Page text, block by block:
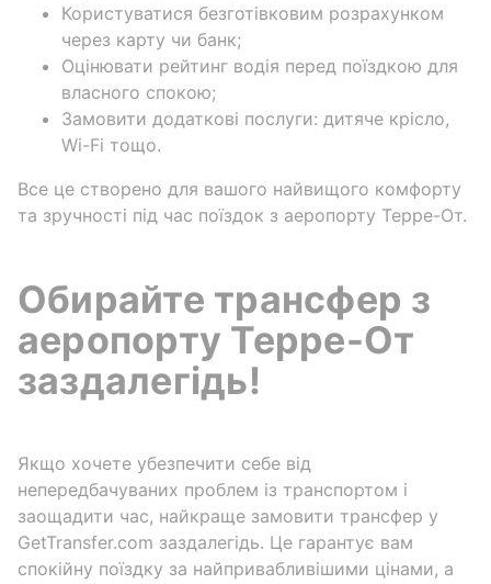
Користуватися безготівковим розрахунком
через карту чи банк;
Оцінювати рейтинг водія перед поїздкою для
власного спокою;
Замовити додаткові послуги: дитяче крісло,
Wi-Fi тощо.
Все це створено для вашого найвищого комфорту
та зручності під час поїздок з аеропорту Терре-От.
Обирайте трансфер з
аеропорту Терре-От
заздалегідь!
Якщо хочете убезпечити себе від
непередбачуваних проблем із транспортом і
заощадити час, найкраще замовити трансфер у
GetTransfer.com заздалегідь. Це гарантує вам
спокійну поїздку за найпривабливішими цінами, а